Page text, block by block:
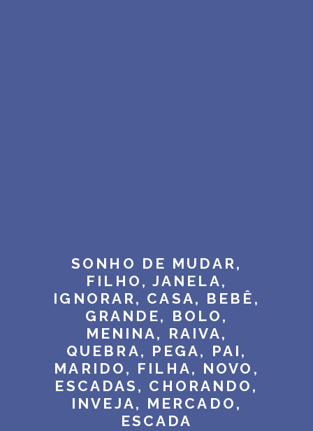
SONHO DE MUDAR,
FILHO, JANELA,
IGNORAR, CASA, BEBÊ,
GRANDE, BOLO,
MENINA, RAIVA,
QUEBRA, PEGA, PAI,
MARIDO, FILHA, NOVO,
ESCADAS, CHORANDO,
INVEJA, MERCADO,
ESCADA